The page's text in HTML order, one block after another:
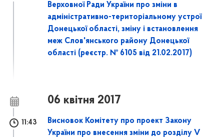
Верховної Ради України про зміни в
адміністративно-територіальному устрої
Донецької області, зміну і встановлення
меж Слов'янського району Донецької
області (реєстр. № 6105 від 21.02.2017)
06 квітня 2017
11:43
Висновок Комітету про проект Закону
України про внесення зміни до розділу V